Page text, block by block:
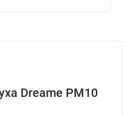
Dreame PM10